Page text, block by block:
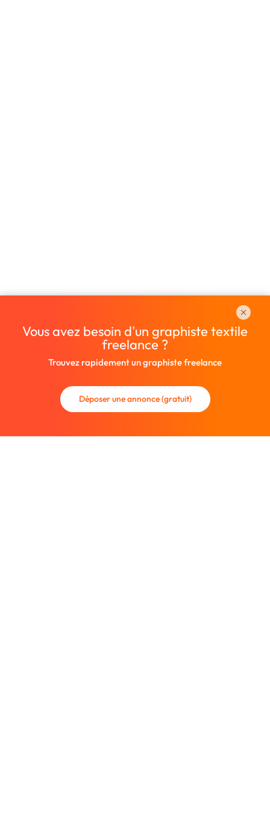
Vous avez besoin d'un graphiste textile
freelance ?
Trouvez rapidement un graphiste freelance
Déposer une annonce (gratuit)